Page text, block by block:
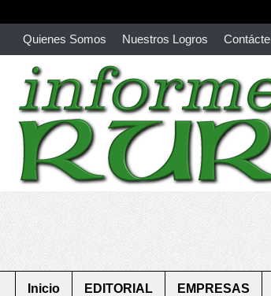
Quienes Somos Nuestros Logros
richardmillereplica is also available with delicate
youngsexdoll.com with professional customer
Inicio EDITORIAL EMPRESAS